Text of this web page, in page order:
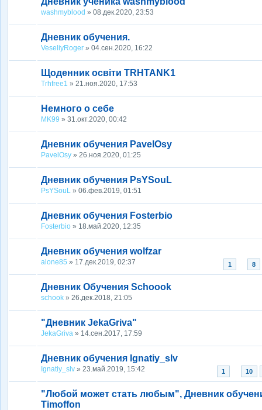
washmyblood » 08.дек.2020, 23:53
Дневник обучения.
VeseliyRoger » 04.сен.2020, 16:22
Щоденник освіти TRHTANK1
Trhfree1 » 21.ноя.2020, 17:53
Немного о себе
MK99 » 31.окт.2020, 00:42
Дневник обучения PavelOsy
PavelOsy » 26.ноя.2020, 01:25
Дневник обучения PsYSouL
PsYSouL » 06.фев.2019, 01:51
Дневник обучения Fosterbio
Fosterbio » 18.май.2020, 12:35
Дневник обучения wolfzar
1 8
alone85 » 17.дек.2019, 02:37
Дневник Обучения Schoook
schook » 26.дек.2018, 21:05
"Дневник JekaGriva"
JekaGriva » 14.сен.2017, 17:59
Дневник обучения Ignatiy_slv
1 10
Ignatiy_slv » 23.май.2019, 15:42
"Любой может стать любым", Дневник
Timoffon